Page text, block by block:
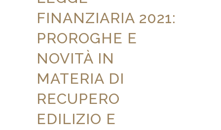
FINANZIARIA 2021:
PROROGHE E
NOVITÀ IN
MATERIA DI
RECUPERO
EDILIZIO E